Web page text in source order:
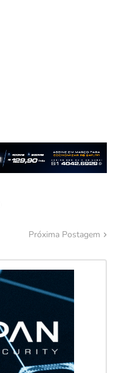
Próxima Postagem